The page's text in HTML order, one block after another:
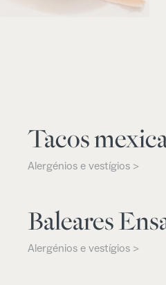
Tacos
Alergénios e vestígios >
Baleares
Alergénios e vestígios >